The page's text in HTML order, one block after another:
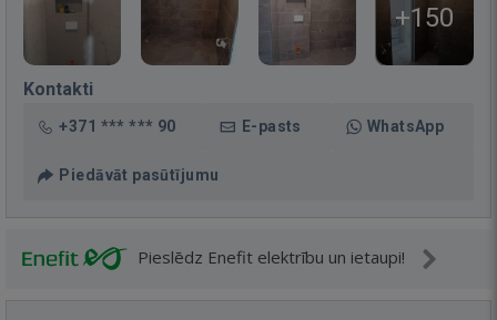
+150
Kontakti
+371 *** *** 90 E-pasts WhatsApp
Piedāvāt pasūtījumu
Pieslēdz Enefit elektrību un ietaupi!